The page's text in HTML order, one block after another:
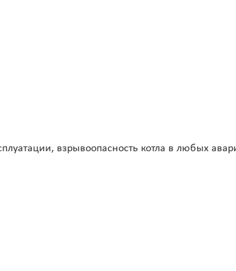
взрывоопасность котла в любых